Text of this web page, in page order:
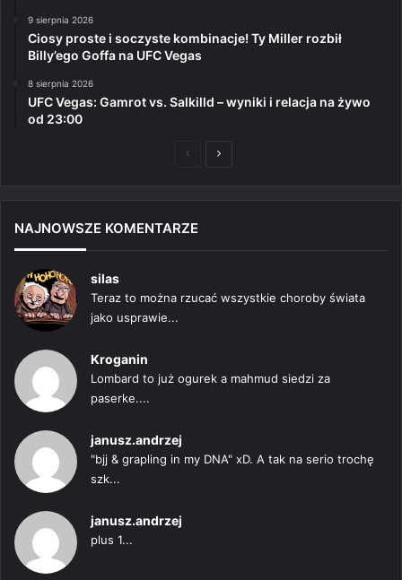
9 sierpnia 2026
Ciosy proste i soczyste kombinacje! Ty Miller rozbił
Billy’ego Goffa na UFC Vegas
8 sierpnia 2026
UFC Vegas: Gamrot vs. Salkilld – wyniki i relacja na żywo
od 23:00
PoprzedniaNastępna
NAJNOWSZE KOMENTARZE
silas
Teraz to można rzucać wszystkie choroby świata
jako usprawie...
Kroganin
Lombard to już ogurek a mahmud siedzi za
paserke....
janusz.andrzej
"bjj & grapling in my DNA" xD. A tak na serio trochę
szk...
janusz.andrzej
plus 1...